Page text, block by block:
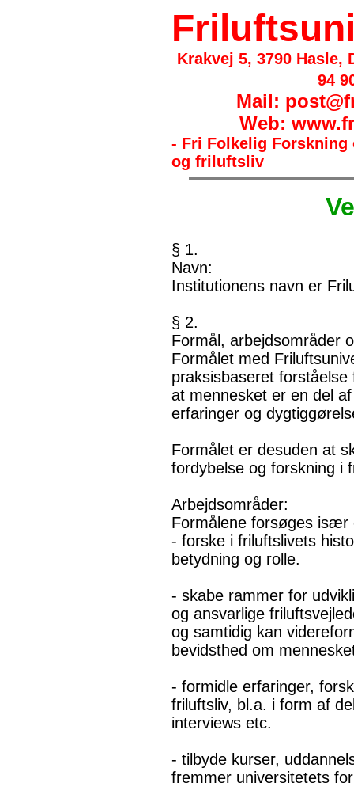
Krakvej 5, 3790 Hasle,
94
Mail:
Web:
- Fri Folkelig Forskning
og friluftsliv
§ 1.
Navn:
Institutionens navn er
§ 2.
Formål, arbejdsområder
Formålet med
praksisbaseret forståelse
at mennesket er en del
erfaringer og
Formålet er desuden at
fordybelse og forskning i
Arbejdsområder:
Formålene forsøges især
- forske i friluftslivets
betydning og rolle.
- skabe rammer for
og ansvarlige
og samtidig kan
bevidsthed om
- formidle erfaringer,
friluftsliv, bl.a. i form af
interviews etc.
- tilbyde kurser,
fremmer universitetets